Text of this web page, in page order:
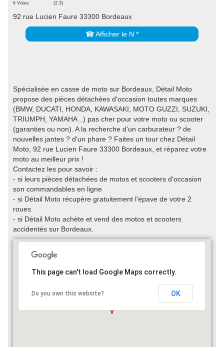
6 Votes (2.3)
92 rue Lucien Faure 33300 Bordeaux
☎ Afficher le N *
Spécialisée en casse de moto sur Bordeaux, Détail Moto
propose des pièces détachées d'occasion toutes marques
(BMW, DUCATI, HONDA, KAWASAKI, MOTO GUZZI, SUZUKI,
TRIUMPH, YAMAHA ..) pas cher pour votre moto ou scooter
(garanties ou non). A la recherche d'un carburateur ? de
nouvelles jantes ? d'un phare ? Faites un tour chez Détail
Moto, 92 rue Lucien Faure 33300 Bordeaux, et réparez votre
moto au meilleur prix !
Contactez les pour savoir :
- si leurs pièces détachées de motos et scooters d'occasion
son commandables en ligne
- si Détail Moto récupére gratuitement l'épave de votre 2
roues
- si Détail Moto achète et vend des motos et scooters
accidentés sur Bordeaux.
This page can't load Google Maps correctly.
Do you own this website? OK